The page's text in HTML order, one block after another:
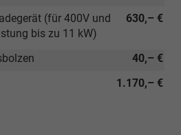
630,– €
(für 400V und
bis zu 11 kW)
40,– €
1.170,– €